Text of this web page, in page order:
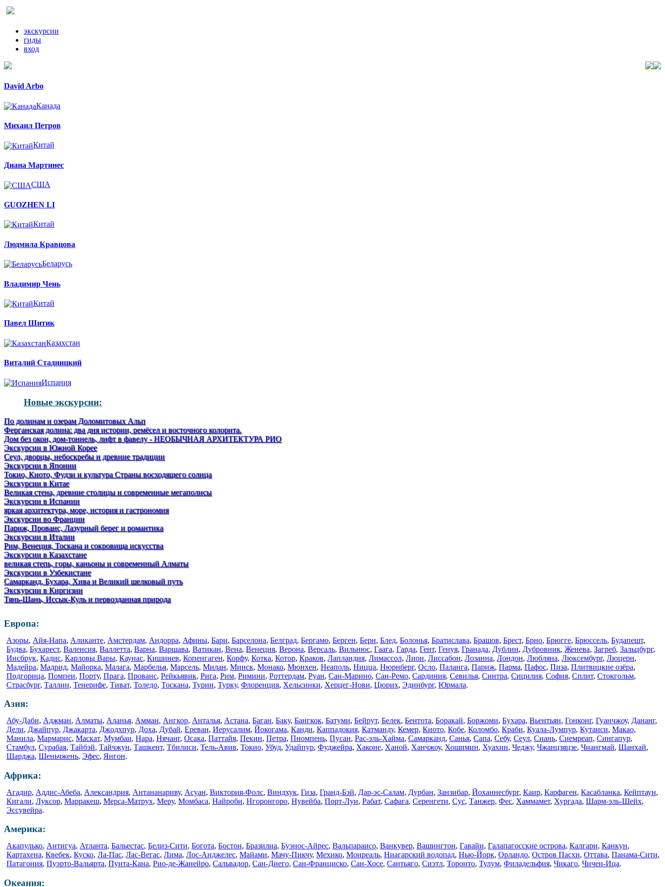
экскурсии
гиды
вход
David Arbo
Канада
Михаил Петров
Китай
Диана Мартинес
США
GUOZHEN LI
Китай
Людмила Кравцова
Беларусь
Владимир Чень
Китай
Павел Шитик
Казахстан
Виталий Стадницкий
Испания
Новые экскурсии:
По долинам и озерам Доломитовых Альп
Ферганская долина: два дня истории, ремёсел и восточного колорита.
Дом без окон, дом-тоннель, лифт в фавелу - НЕОБЫЧНАЯ АРХИТЕКТУРА РИО
Экскурсии в Южной Корее
Сеул, дворцы, небоскребы и древние традиции
Экскурсии в Японии
Токио, Киото, Фудзи и культура Страны восходящего солнца
Экскурсии в Китае
Великая стена, древние столицы и современные мегаполисы
Экскурсии в Испании
яркая архитектура, море, история и гастрономия
Экскурсии во Франции
Париж, Прованс, Лазурный берег и романтика
Экскурсии в Италии
Рим, Венеция, Тоскана и сокровища искусства
Экскурсии в Казахстане
великая степь, горы, каньоны и современный Алматы
Экскурсии в Узбекистане
Самарканд, Бухара, Хива и Великий шелковый путь
Экскурсии в Киргизии
Тянь-Шань, Иссык-Куль и первозданная природа
Европа:
Азоры, Айя-Напа, Аликанте, Амстердам, Андорра, Афины, Бари, Барселона, Белград, Бергамо, Берген, Берн, Блед, Болонья, Братислава, Брашов, Брест, Брно, Брюгге, Брюссель, Будапешт,
Будва, Бухарест, Валенсия, Валлетта, Варна, Варшава, Ватикан, Вена, Венеция, Верона, Версаль, Вильнюс, Гаага, Гарда, Гент, Генуя, Гранада, Дублин, Дубровник, Женева, Загреб, Зальцбург,
Инсбрук, Кадис, Карловы Вары, Каунас, Кишинев, Копенгаген, Корфу, Котка, Котор, Краков, Лапландия, Лимассол, Лион, Лиссабон, Лозанна, Лондон, Любляна, Люксембург, Люцерн,
Мадейра, Мадрид, Майорка, Малага, Марбелья, Марсель, Милан, Минск, Монако, Мюнхен, Неаполь, Ницца, Нюрнберг, Осло, Паланга, Париж, Парма, Пафос, Пиза, Плитвицкие озёра,
Подгорица, Помпеи, Порту, Прага, Прованс, Рейкьявик, Рига, Рим, Римини, Роттердам, Руан, Сан-Марино, Сан-Ремо, Сардиния, Севилья, Синтра, Сицилия, София, Сплит, Стокгольм,
Страсбург, Таллин, Тенерифе, Тиват, Толедо, Тоскана, Турин, Турку, Флоренция, Хельсинки, Херцег-Нови, Цюрих, Эдинбург, Юрмала.
Азия:
Абу-Даби, Аджман, Алматы, Аланья, Амман, Ангкор, Анталья, Астана, Баган, Баку, Бангкок, Батуми, Бейрут, Белек, Бентота, Боракай, Боржоми, Бухара, Вьентьян, Гонконг, Гуанчжоу, Дананг,
Дели, Джайпур, Джакарта, Джодхпур, Доха, Дубай, Ереван, Иерусалим, Йокогама, Канди, Каппадокия, Катманду, Кемер, Киото, Кобе, Коломбо, Краби, Куала-Лумпур, Кутаиси, Макао,
Манила, Мармарис, Маскат, Мумбаи, Нара, Нячанг, Осака, Паттайя, Пекин, Петра, Пномпень, Пусан, Рас-эль-Хайма, Самарканд, Санья, Сапа, Себу, Сеул, Сиань, Сиемреап, Сингапур,
Стамбул, Сурабая, Тайбэй, Тайчжун, Ташкент, Тбилиси, Тель-Авив, Токио, Убуд, Удайпур, Фуджейра, Хаконе, Ханой, Ханчжоу, Хошимин, Хуахин, Чеджу, Чжанцзяцзе, Чиангмай, Шанхай,
Шарджа, Шеньчжень, Эфес, Янгон.
Африка:
Агадир, Аддис-Абеба, Александрия, Антананариву, Асуан, Виктория-Фолс, Виндхук, Гиза, Гранд-Бэй, Дар-эс-Салам, Дурбан, Занзибар, Йоханнесбург, Каир, Карфаген, Касабланка, Кейптаун,
Кигали, Луксор, Марракеш, Мерса-Матрух, Меру, Момбаса, Найроби, Нгоронгоро, Нувейба, Порт-Луи, Рабат, Сафага, Серенгети, Сус, Танжер, Фес, Хаммамет, Хургада, Шарм-эль-Шейх,
Эссувейра.
Америка:
Акапулько, Антигуа, Атланта, Бальестас, Белиз-Сити, Богота, Бостон, Бразилиа, Буэнос-Айрес, Вальпараисо, Ванкувер, Вашингтон, Гавайи, Галапагосские острова, Калгари, Канкун,
Картахена, Квебек, Куско, Ла-Пас, Лас-Вегас, Лима, Лос-Анджелес, Майами, Мачу-Пикчу, Мехико, Монреаль, Ниагарский водопад, Нью-Йорк, Орландо, Остров Пасхи, Оттава, Панама-Сити,
Патагония, Пуэрто-Вальярта, Пунта-Кана, Рио-де-Жанейро, Сальвадор, Сан-Диего, Сан-Франциско, Сан-Хосе, Сантьяго, Сиэтл, Торонто, Тулум, Филадельфия, Чикаго, Чичен-Ица.
Океания: